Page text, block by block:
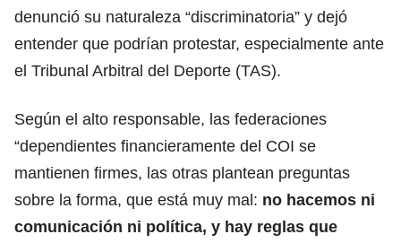
denunció su naturaleza “discriminatoria” y dejó
entender que podrían protestar, especialmente ante
el Tribunal Arbitral del Deporte (TAS).
Según el alto responsable, las federaciones
“dependientes financieramente del COI se
mantienen firmes, las otras plantean preguntas
sobre la forma, que está muy mal: no hacemos ni
comunicación ni política, y hay reglas que